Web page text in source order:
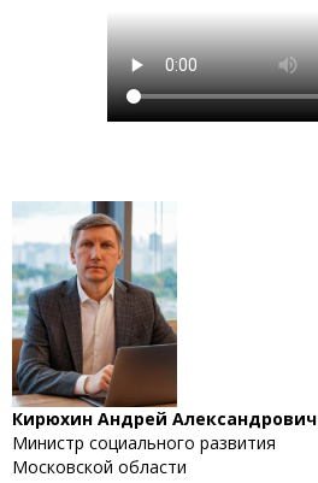
Кирюхин Андрей Александрович
Министр социального развития
Московской области